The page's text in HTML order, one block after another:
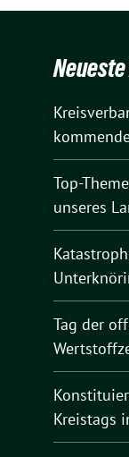
Top-
unseres
Tag der
Kreistags